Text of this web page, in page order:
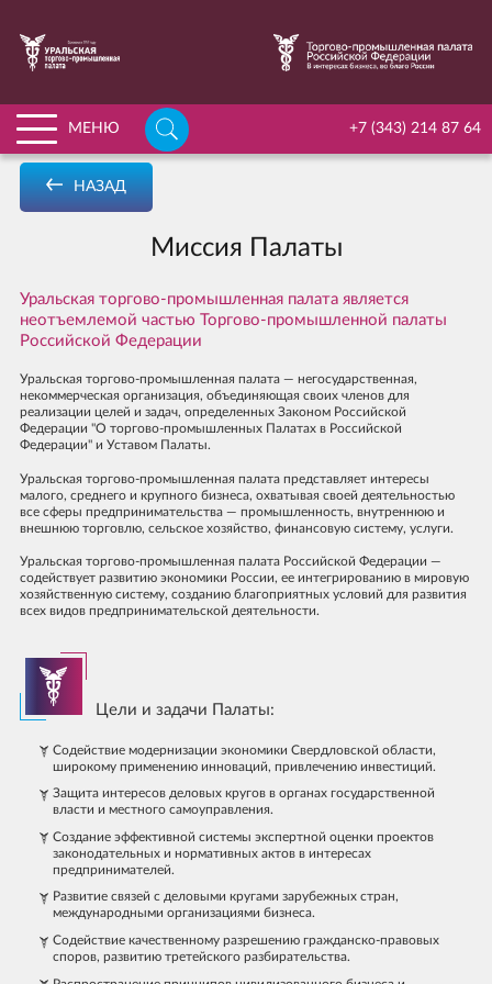
МЕНЮ +7 (343) 214 87 64
ПЕРЕЙТИ К РАЗДЕЛУ «О ПАЛАТЕ»
КОМИССИИ И КОМИТЕТЫ
ФИЛИАЛЫ И ПРЕДСТАВИТЕЛЬСТВА ПАЛАТЫ
ОРГАНЫ УПРАВЛЕНИЯ
ИНСТИТУТ РЕГИОНАЛЬНОГО РАЗВИТИЯ
УСЛУГИ
ЧЛЕНСТВО
РЕЕСТР НАДЁЖНЫХ ПАРТНЁРОВ
ПАРТНЕРСКИЕ ПРОГРАММЫ ДЛЯ ЧЛЕНОВ ТПП
КОММЕРЧЕСКИЕ ПРЕДЛОЖЕНИЯ ОТ ЧЛЕНОВ ТПП
ДРУГИЕ КОММЕРЧЕСКИЕ ПРЕДЛОЖЕНИЯ
ДЕЛОВОЕ ОБРАЗОВАНИЕ
АРБИТРАЖ
МЕРОПРИЯТИЯ
ПЕРЕЙТИ К РАЗДЕЛУ «НОВОСТИ»
ВИДЕО
ФОТОГАЛЕРЕЯ
ИНТЕРВЬЮ
РАБОТА С ОРГАНАМИ ВЛАСТИ
ПРЕЗИДЕНТ
КОНТАКТЫ
ПЕРЕЙТИ К РАЗДЕЛУ «КОНТАКТЫ»
НАЗАД
Миссия Палаты
Уральская торгово-промышленная палата является
неотъемлемой частью Торгово-промышленной палаты
Российской Федерации
Уральская торгово-промышленная палата — негосударственная,
некоммерческая организация, объединяющая своих членов для
реализации целей и задач, определенных Законом Российской
Федерации "О торгово-промышленных Палатах в Российской
Федерации" и Уставом Палаты.
Уральская торгово-промышленная палата представляет интересы
малого, среднего и крупного бизнеса, охватывая своей деятельностью
все сферы предпринимательства — промышленность, внутреннюю и
внешнюю торговлю, сельское хозяйство, финансовую систему, услуги.
Уральская торгово-промышленная палата Российской Федерации —
содействует развитию экономики России, ее интегрированию в мировую
хозяйственную систему, созданию благоприятных условий для развития
всех видов предпринимательской деятельности.
Цели и задачи Палаты:
Содействие модернизации экономики Свердловской области,
широкому применению инноваций, привлечению инвестиций.
Защита интересов деловых кругов в органах государственной
власти и местного самоуправления.
Создание эффективной системы экспертной оценки проектов
законодательных и нормативных актов в интересах
предпринимателей.
Развитие связей с деловыми кругами зарубежных стран,
международными организациями бизнеса.
Содействие качественному разрешению гражданско-правовых
споров, развитию третейского разбирательства.
ОБРАТНЫЙ ЗВОНОК
Вы можете оставить свой E-mail, и наш менеджер свяжется с
вами в ближайшее время
E-mail
ОСТАВИТЬ ЗАЯВКУ
Вы можете оставить свой Email, и наш менеджер свяжется с
Пожалуйста, представьтесь
ОТЗЫВ
Заменяется на название услуги, при нажатии
читать полный отзыв
Заменяется на название компании, при нажатии
читать полный отзыв
Заменяется на полный текст отзыва, при нажатии
читать полный отзыв
Компания
Ваша должность
Ваш телефон/E-mail
Вы можете задать вопрос
Пожалуйста, представьтесь
Ваш телефон/E-mail
Пожалуйста, представьтесь
Ваша должность
Телефон